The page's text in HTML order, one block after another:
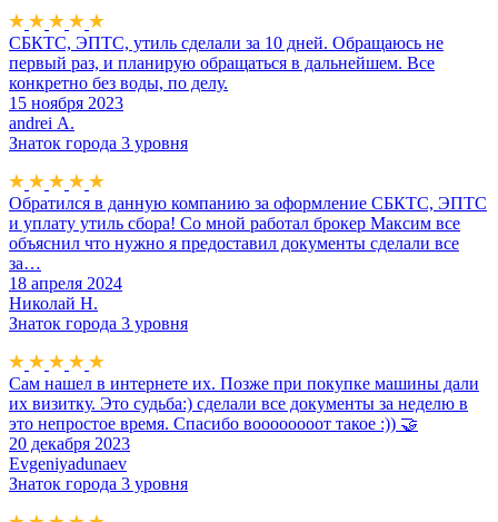
СБКТС, ЭПТС, утиль сделали за 10 дней. Обращаюсь не
первый раз, и планирую обращаться в дальнейшем. Все
конкретно без воды, по делу.
15 ноября 2023
andrei А.
Знаток города 3 уровня
Обратился в данную компанию за оформление СБКТС, ЭПТС
и уплату утиль сбора! Со мной работал брокер Максим все
объяснил что нужно я предоставил документы сделали все
за…
18 апреля 2024
Николай Н.
Знаток города 3 уровня
Сам нашел в интернете их. Позже при покупке машины дали
их визитку. Это судьба:) сделали все документы за неделю в
это непростое время. Спасибо воооооооот такое :)) 🤝
20 декабря 2023
Evgeniyadunaev
Знаток города 3 уровня